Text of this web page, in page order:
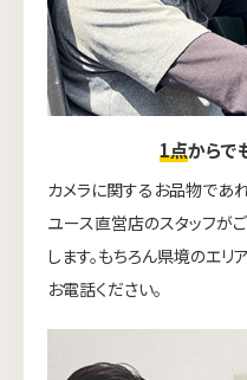
1点からで
カメラに関するお品物であ
ユース直営店のスタッフが
します。もちろん県境のエ
お電話ください。